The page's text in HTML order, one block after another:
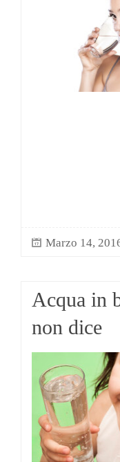
Marzo 14,
Acqua in
non dice